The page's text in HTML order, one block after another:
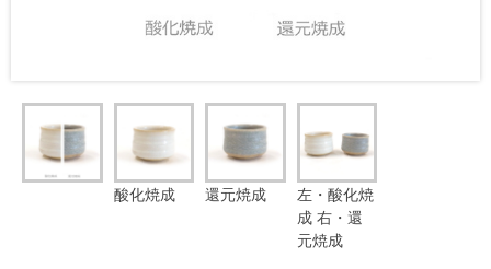
酸化焼成 還元焼成
左・酸化焼
成 右・還
元焼成